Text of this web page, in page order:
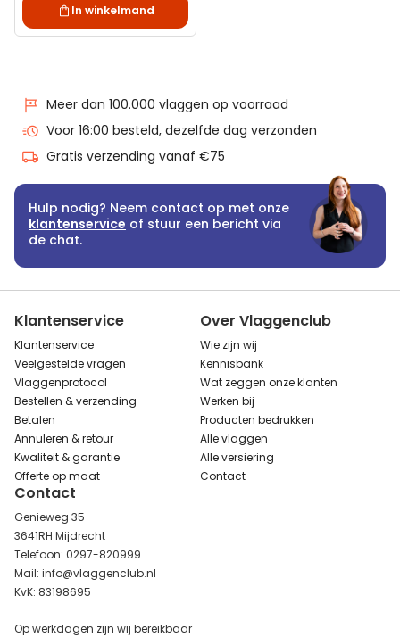
In winkelmand
Meer dan 100.000 vlaggen op voorraad
Voor 16:00 besteld, dezelfde dag verzonden
Gratis verzending vanaf €75
Hulp nodig? Neem contact op met onze
klantenservice of stuur een bericht via
de chat.
Klantenservice
Klantenservice
Veelgestelde vragen
Vlaggenprotocol
Bestellen & verzending
Betalen
Annuleren & retour
Kwaliteit & garantie
Offerte op maat
Over Vlaggenclub
Wie zijn wij
Kennisbank
Wat zeggen onze klanten
Werken bij
Producten bedrukken
Alle vlaggen
Alle versiering
Contact
Contact
Genieweg 35
3641RH Mijdrecht
Telefoon: 0297-820999
Mail: info@vlaggenclub.nl
KvK: 83198695
Op werkdagen zijn wij bereikbaar